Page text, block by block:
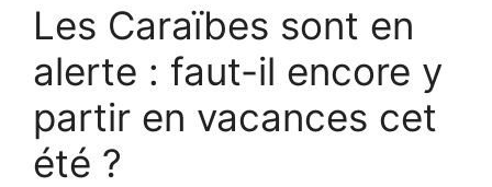
Les Caraïbes sont en
alerte : faut-il encore y
partir en vacances cet
été ?